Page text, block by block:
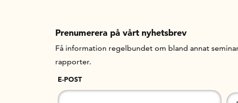
Prenumerera på vårt nyhetsbrev
Få information regelbundet om bland annat
rapporter.
E-POST